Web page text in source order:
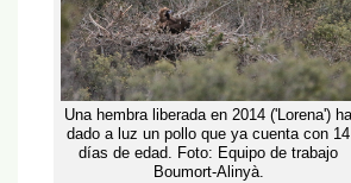
Una hembra liberada en 2014 ('Lorena') ha
dado a luz un pollo que ya cuenta con 14
días de edad. Foto: Equipo de trabajo
Boumort-Alinyà.